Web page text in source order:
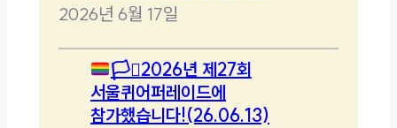
2026년 6월 17일
🏳️‍⚧️2026년 제27회
서울퀴어퍼레이드에
참가했습니다!(26.06.13)